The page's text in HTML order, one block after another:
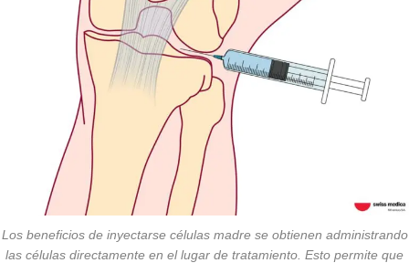
Los beneficios de inyectarse células madre se obtienen administrando
las células directamente en el lugar de tratamiento. Esto permite que